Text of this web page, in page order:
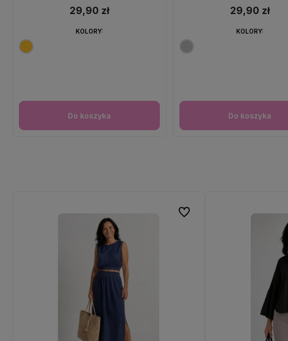
29,90 zł
Do koszyka
KOLORY:
29,90 zł
Do koszyka
KOLORY:
Do ulubionych